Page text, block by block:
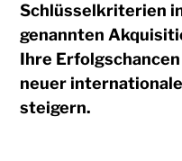
Schlüsselkriterien
genannten
Ihre
neuer
steigern.